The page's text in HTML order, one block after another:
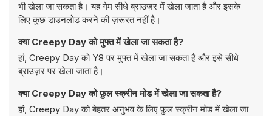
भी खेला जा सकता है। यह गेम सीधे ब्राउज़र में खेला जाता है और इसके
लिए कुछ डाउनलोड करने की ज़रूरत नहीं है।
क्या Creepy Day को मुफ्त में खेला जा सकता है?
हां, Creepy Day को Y8 पर मुफ्त में खेला जा सकता है और इसे सीधे
ब्राउज़र पर खेला जाता है।
क्या Creepy Day को फ़ुल स्क्रीन मोड में खेला जा सकता है?
हां, Creepy Day को बेहतर अनुभव के लिए फ़ुल स्क्रीन मोड में खेला जा